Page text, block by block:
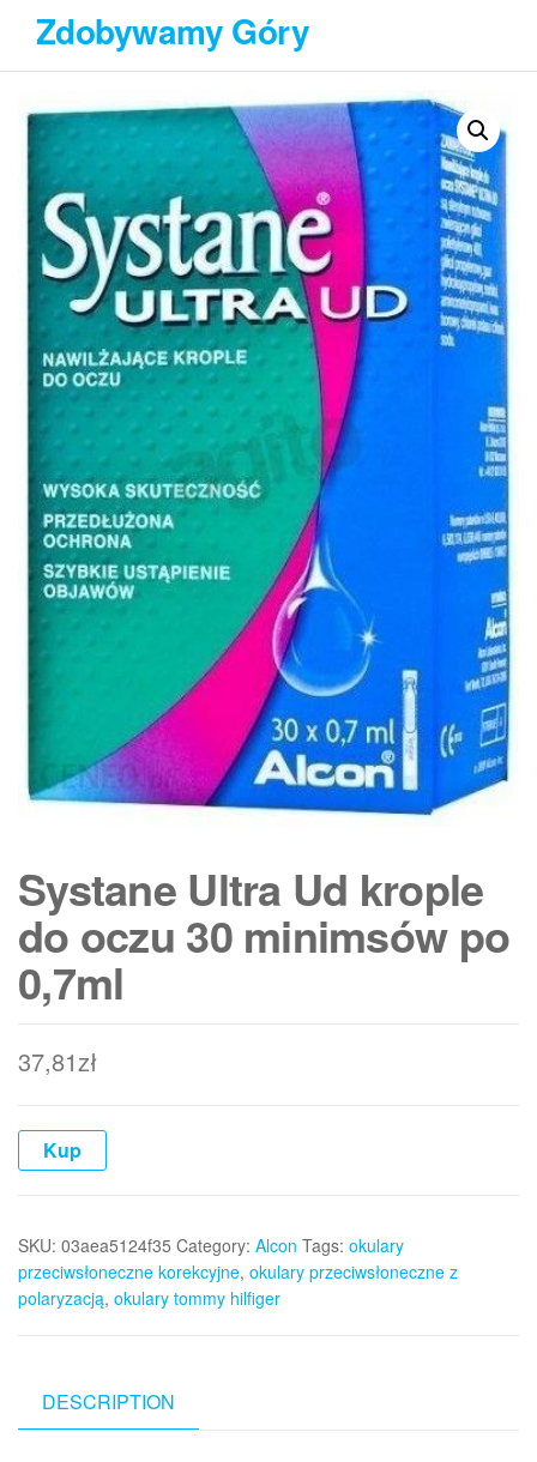
Przejdź
treści
Zdobywamy Góry
Systane Ultra Ud krople
do oczu 30 minimsów po
0,7ml
37,81zł
Kup
SKU: 03aea5124f35 Category: Alcon Tags: okulary
przeciwsłoneczne korekcyjne, okulary przeciwsłoneczne z
polaryzacją, okulary tommy hilfiger
DESCRIPTION